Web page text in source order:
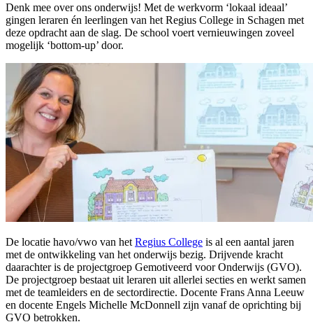
Denk mee over ons onderwijs! Met de werkvorm ‘lokaal ideaal’
gingen leraren én leerlingen van het Regius College in Schagen met
deze opdracht aan de slag. De school voert vernieuwingen zoveel
mogelijk ‘bottom-up’ door.
De locatie havo/vwo van het Regius College is al een aantal jaren
met de ontwikkeling van het onderwijs bezig. Drijvende kracht
daarachter is de projectgroep Gemotiveerd voor Onderwijs (GVO).
De projectgroep bestaat uit leraren uit allerlei secties en werkt samen
met de teamleiders en de sectordirectie. Docente Frans Anna Leeuw
en docente Engels Michelle McDonnell zijn vanaf de oprichting bij
GVO betrokken.